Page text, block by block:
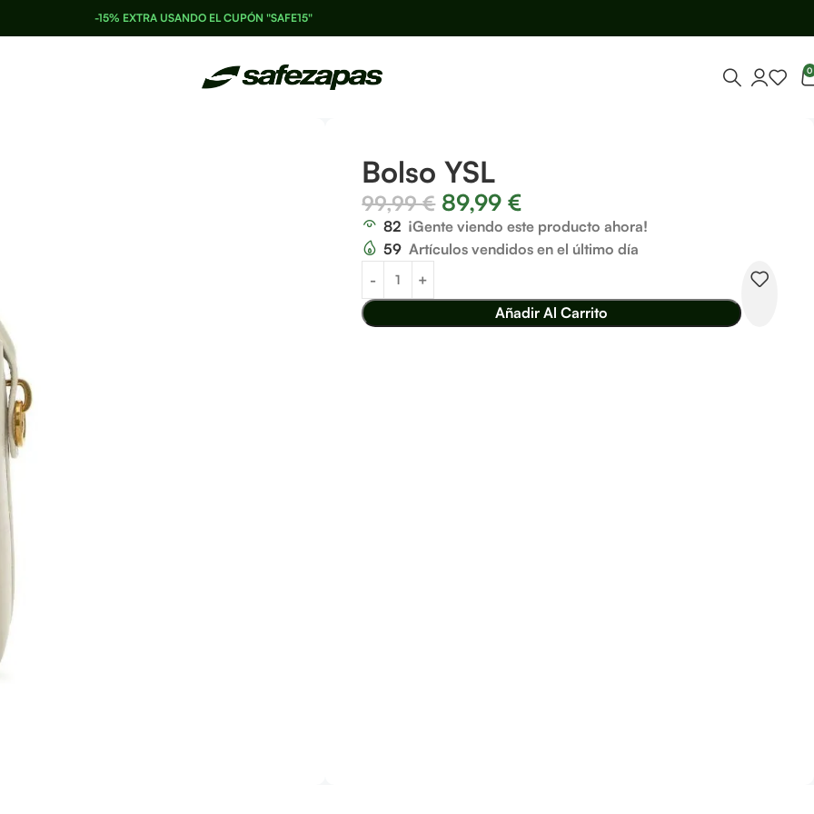
-15% EXTRA USANDO EL CUPÓN "SAFE15"
0
Bolso YSL
99,99€ 89,99€
82 ¡Gente viendo este producto ahora!
59 Artículos vendidos en el último día
Añadir Al Carrito